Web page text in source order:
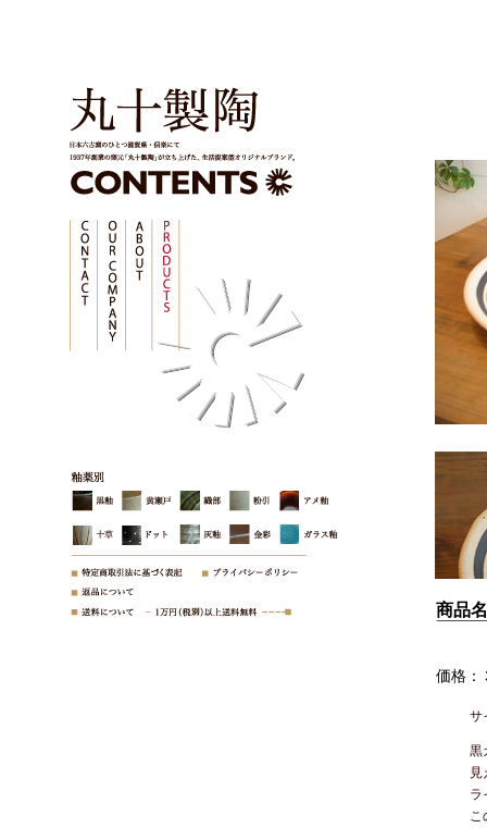
商品
価格：
サ
黒
ラ